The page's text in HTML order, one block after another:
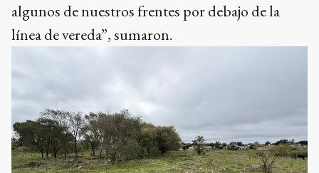
algunos de nuestros frentes por debajo de la
línea de vereda”, sumaron.